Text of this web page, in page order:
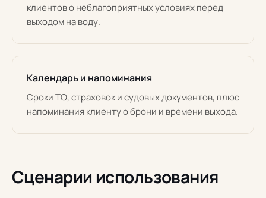
клиентов о неблагоприятных условиях перед
выходом на воду.
Календарь и напоминания
Сроки ТО, страховок и судовых документов, плюс
напоминания клиенту о брони и времени выхода.
Сценарии использования